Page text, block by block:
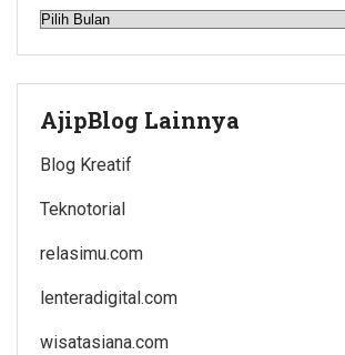
Arsip
AjipBlog Lainnya
Blog Kreatif
Teknotorial
relasimu.com
lenteradigital.com
wisatasiana.com